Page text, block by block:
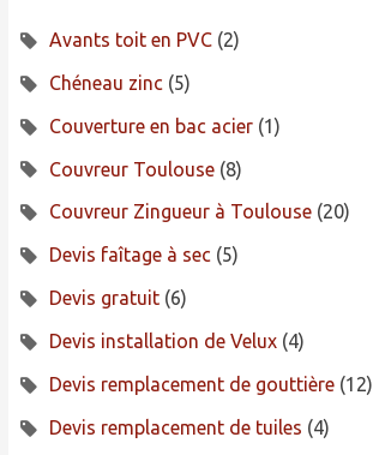
Avants toit en PVC(2)
Chéneau zinc(5)
Couverture en bac acier(1)
Couvreur Toulouse(8)
Couvreur Zingueur à Toulouse(20)
Devis faîtage à sec(5)
Devis gratuit(6)
Devis installation de Velux(4)
Devis remplacement de gouttière(12)
Devis remplacement de tuiles (4)